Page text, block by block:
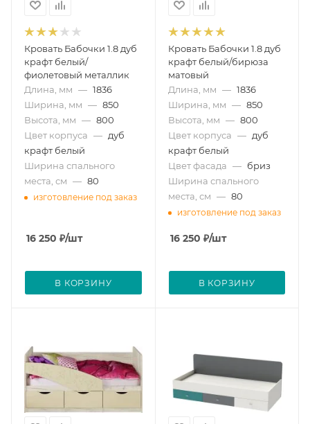
Кровать Бабочки 1.8 дуб
крафт белый/
фиолетовый металлик
Длина, мм — 1836
Ширина, мм — 850
Высота, мм — 800
Цвет корпуса — дуб
крафт белый
Ширина спального
места, см — 80
изготовление под заказ
16 250 ₽/шт
В КОРЗИНУ
Кровать Бабочки 1.8 дуб
крафт белый/бирюза
матовый
Длина, мм — 1836
Ширина, мм — 850
Высота, мм — 800
Цвет корпуса — дуб
крафт белый
Цвет фасада — бриз
Ширина спального
места, см — 80
изготовление под заказ
16 250 ₽/шт
В КОРЗИНУ